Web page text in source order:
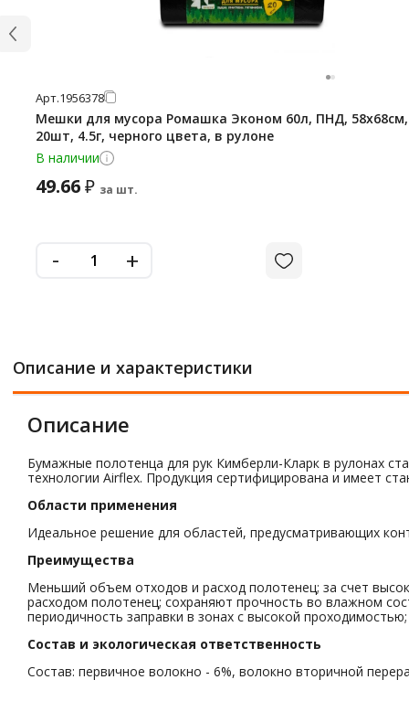
Арт.1956378
Мешки для мусора Ромашка Эконом 60л, ПНД,
20шт, 4.5г, черного цвета, в рулоне
В наличии
49.66₽ за шт.
- +
Описание и характеристики
Описание
Бумажные полотенца для рук Кимберли-Кларк в рулонах
технологии Airflex. Продукция сертифицирована и имеет
Области применения
Идеальное решение для областей, предусматривающих
Преимущества
Меньший объем отходов и расход полотенец; за счет
расходом полотенец; сохраняют прочность во влажном
периодичность заправки в зонах с высокой
Состав и экологическая ответственность
Состав: первичное волокно - 6%, волокно вторичной